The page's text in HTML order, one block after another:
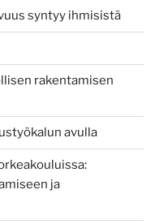
syntyy ihmisistä
rakentamisen
avulla
ja